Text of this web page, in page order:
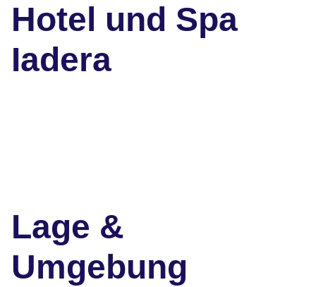
Hotel und Spa
Iadera
Lage &
Umgebung